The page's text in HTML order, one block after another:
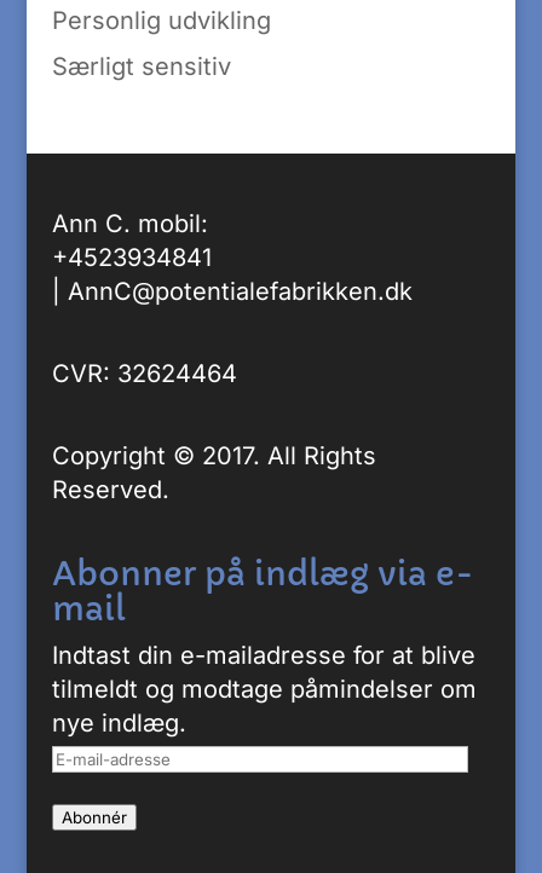
Personlig udvikling
Særligt sensitiv
Ann C. mobil:
+4523934841
AnnC@potentialefabrikken.dk
CVR: 32624464
Copyright © 2017. All Rights
Reserved.
Abonner på indlæg via e-
mail
Indtast din e-mailadresse for at blive
tilmeldt og modtage påmindelser om
nye indlæg.
E-
adresse
Abonnér